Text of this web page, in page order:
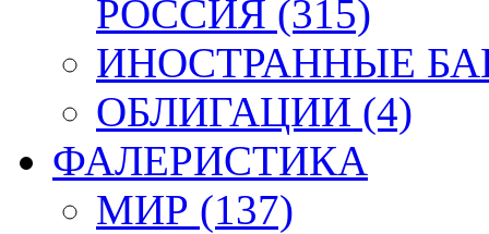
РОССИЯ (315)
ИНОСТРАННЫЕ
ОБЛИГАЦИИ (4)
ФАЛЕРИСТИКА
МИР (137)